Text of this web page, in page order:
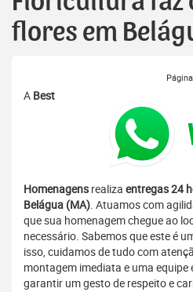
flores em
A Best
Homenagens realiza entregas 24
Belágua (MA). Atuamos com
que sua homenagem chegue ao
necessário. Sabemos que este é
isso, cuidamos de tudo com
montagem imediata e uma equipe
garantir um gesto de respeito e